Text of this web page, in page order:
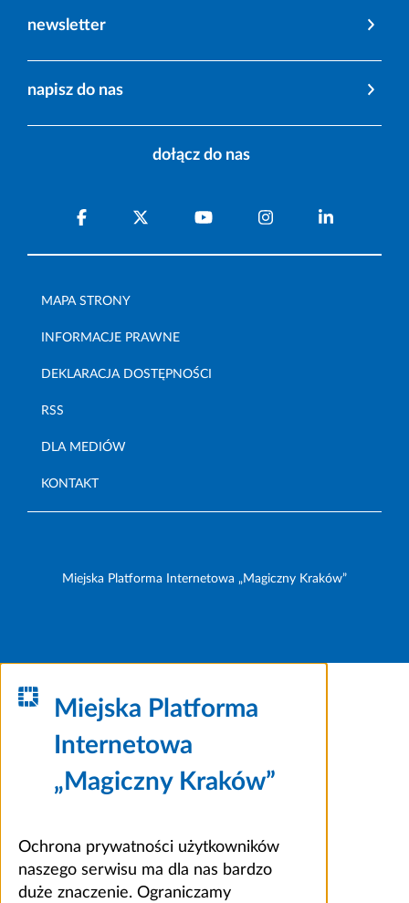
newsletter
napisz do nas
dołącz do nas
MAPA STRONY
INFORMACJE PRAWNE
DEKLARACJA DOSTĘPNOŚCI
RSS
DLA MEDIÓW
KONTAKT
Miejska Platforma Internetowa „Magiczny Kraków”
Miejska Platforma
Internetowa
„Magiczny Kraków”
Ochrona prywatności użytkowników
naszego serwisu ma dla nas bardzo
duże znaczenie. Ograniczamy